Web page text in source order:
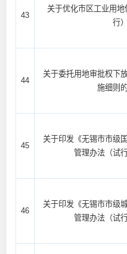
43
关于优化市区工业用
行）
44
关于委托用地审批权下
施细则
45
关于印发《无锡市市级
管理办法（试
46
关于印发《无锡市市级
管理办法（试